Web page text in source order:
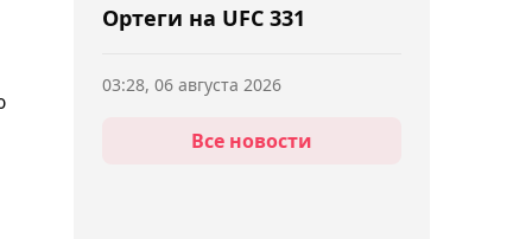
Ортеги на UFC 331
сенсационно уступил на
03:28, 06 августа 2026
Все новости